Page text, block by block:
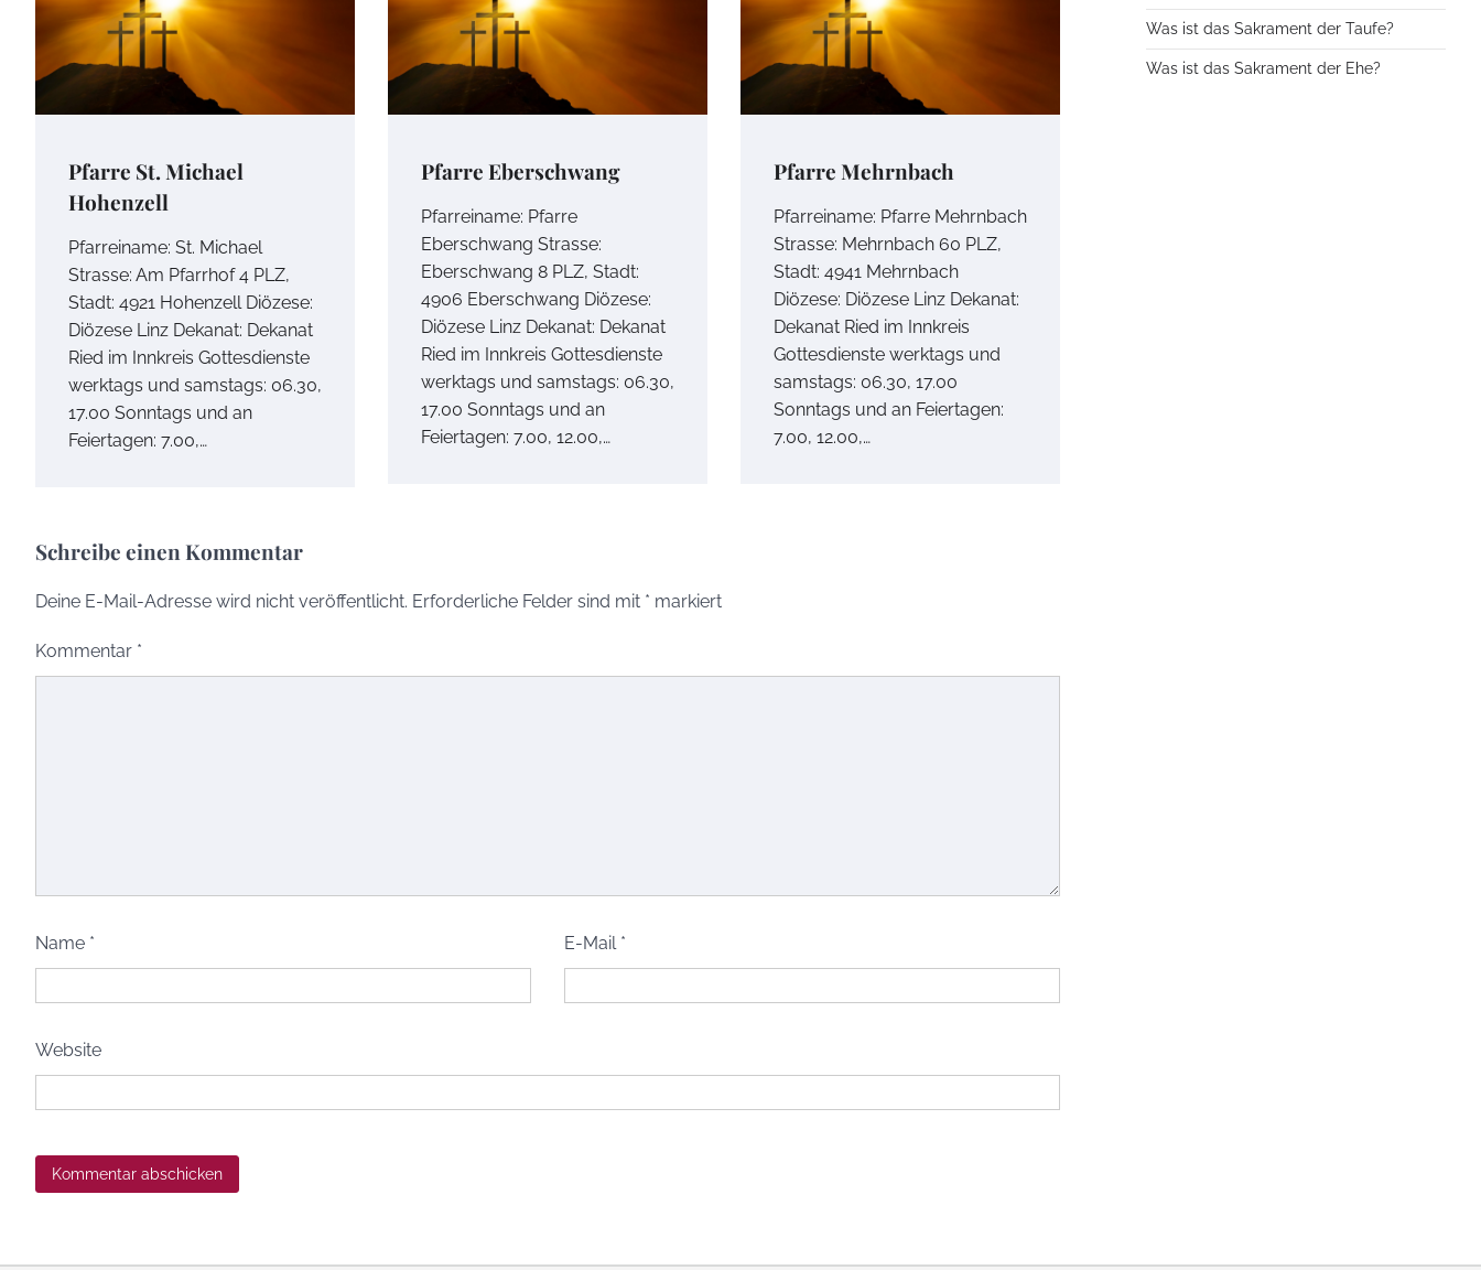
Pfarre St. Michael
Hohenzell
Pfarreiname: St. Michael
Strasse: Am Pfarrhof 4 PLZ,
Stadt: 4921 Hohenzell Diözese:
Diözese Linz Dekanat: Dekanat
Ried im Innkreis Gottesdienste
werktags und samstags: 06.30,
17.00 Sonntags und an
Feiertagen: 7.00,…
Pfarre Eberschwang
Pfarreiname: Pfarre
Eberschwang Strasse:
Eberschwang 8 PLZ, Stadt:
4906 Eberschwang Diözese:
Diözese Linz Dekanat: Dekanat
Ried im Innkreis Gottesdienste
werktags und samstags: 06.30,
17.00 Sonntags und an
Feiertagen: 7.00, 12.00,…
Pfarre Mehrnbach
Pfarreiname: Pfarre Mehrnbach
Strasse: Mehrnbach 60 PLZ,
Stadt: 4941 Mehrnbach
Diözese: Diözese Linz Dekanat:
Dekanat Ried im Innkreis
Gottesdienste werktags und
samstags: 06.30, 17.00
Sonntags und an Feiertagen:
7.00, 12.00,…
Schreibe einen Kommentar
Deine E-Mail-Adresse wird nicht veröffentlicht. Erforderliche Felder sind mit * markiert
Kommentar *
Name * E-Mail *
Website
Was ist das Sakrament der Taufe?
Was ist das Sakrament der Ehe?